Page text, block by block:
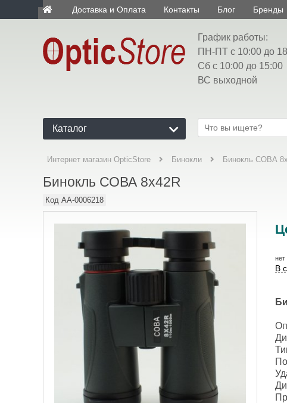
Доставка и Оплата Контакты Блог Бренды
График работы:
ПН-ПТ с 10:00 до
Сб с 10:00 до 15:00
ВС выходной
Каталог
Интернет магазин OpticStore Бинокли Бинокль СОВА
Бинокль СОВА 8x42R
Код AA-0006218
нет
В